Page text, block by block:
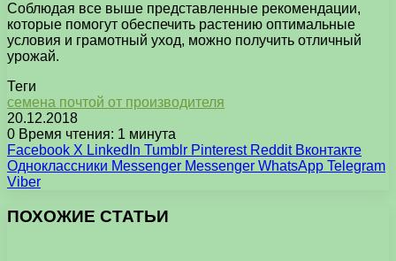
Соблюдая все выше представленные рекомендации,
которые помогут обеспечить растению оптимальные
условия и грамотный уход, можно получить отличный
урожай.
Теги
семена почтой от производителя
20.12.2018
0 Время чтения: 1 минута
Facebook X LinkedIn Tumblr Pinterest Reddit Вконтакте
Одноклассники Messenger Messenger WhatsApp Telegram
Viber
ПОХОЖИЕ СТАТЬИ